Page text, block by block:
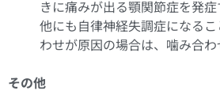
きに痛みが出る顎関節症を発症
他にも自律神経失調症になる
わせが原因の場合は、噛み合わ
その他